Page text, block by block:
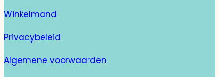
Winkelmand
Privacybeleid
Algemene voorwaarden